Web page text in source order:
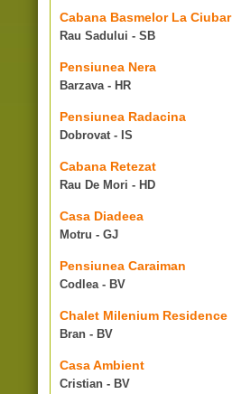
Cabana Basmelor La Ciubar
Rau Sadului - SB
Pensiunea Nera
Barzava - HR
Pensiunea Radacina
Dobrovat - IS
Cabana Retezat
Rau De Mori - HD
Casa Diadeea
Motru - GJ
Pensiunea Caraiman
Codlea - BV
Chalet Milenium Residence
Bran - BV
Casa Ambient
Cristian - BV